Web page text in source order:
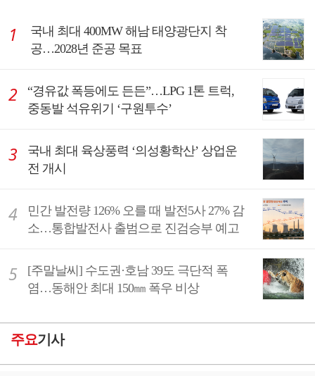
국내 최대 400MW 해남 태양광단지 착
공…2028년 준공 목표
“경유값 폭등에도 든든”…LPG 1톤 트럭,
중동발 석유위기 ‘구원투수’
국내 최대 육상풍력 ‘의성황학산’ 상업운
전 개시
민간 발전량 126% 오를 때 발전5사 27% 감
소…통합발전사 출범으로 진검승부 예고
[주말날씨] 수도권·호남 39도 극단적 폭
염…동해안 최대 150㎜ 폭우 비상
주요기사